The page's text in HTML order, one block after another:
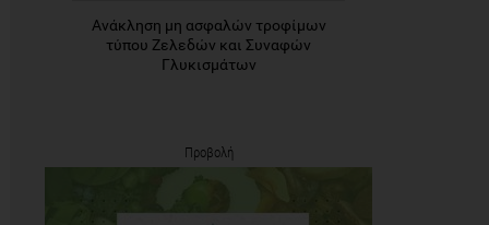
Ανάκληση μη ασφαλών τροφίμων
τύπου Ζελεδών και Συναφών
Γλυκισμάτων
Προβολή